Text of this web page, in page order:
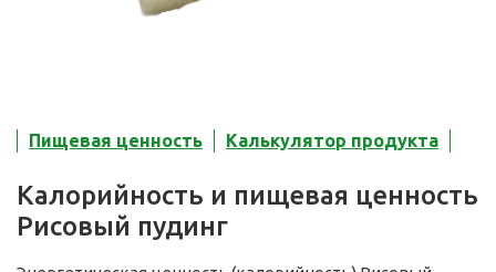
Пищевая ценность Калькулятор продукта
Калорийность и пищевая ценность
Рисовый пудинг